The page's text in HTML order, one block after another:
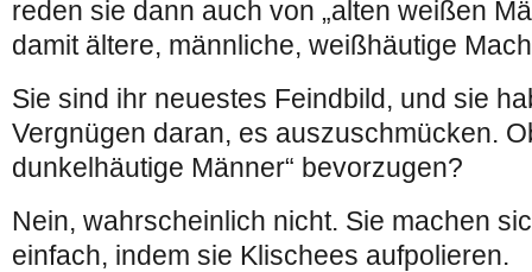
reden sie dann auch von „alten weißen
damit ältere, männliche, weißhäutige
Sie sind ihr neuestes Feindbild, und sie
Vergnügen daran, es auszuschmücken.
dunkelhäutige Männer“ bevorzugen?
Nein, wahrscheinlich nicht. Sie machen
einfach, indem sie Klischees aufpolieren.